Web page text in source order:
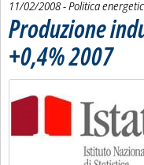
11/02/2008- Politica
Produzione
+0,4% 2007.